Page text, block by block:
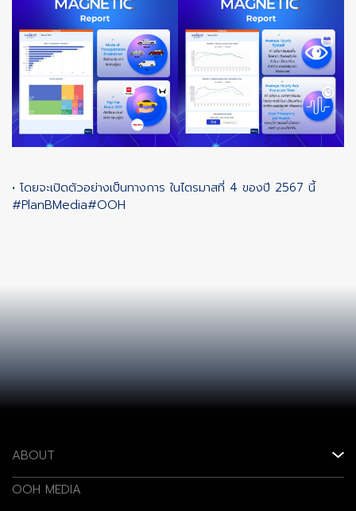
• โดยจะเปิดตัวอย่างเป็นทางการ ในไตรมาสที่ 4 ของปี 2567 นี้
#PlanBMedia#OOH
ABOUT
OOH MEDIA